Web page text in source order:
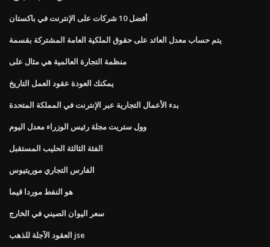
أفضل 10 شركات على الإنترنت في باكستان
يتم حساب معدل العائد على حقوق الملكية العامة المشتركة بقسمة
منظمة التجارة العالمية هي مثال على
يمكنك العودة عقود العمل التاريخ
بدء الأعمال التجارية عبر الإنترنت في المملكة المتحدة
وول ستريت مجلة رئيس الوزراء معدل اليوم
الفئة الثالثة الحليب المستقبل
الفارس التجاري موريتيوس
هو النفط موردا قيما
سعر اليوان الصيني في الخارج
العقود الآجلة للذهب jse